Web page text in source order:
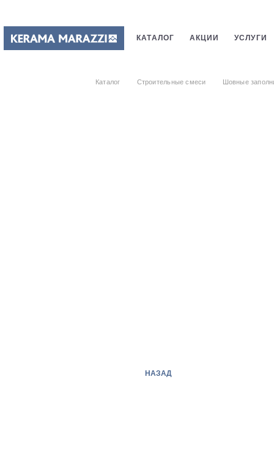
КАТАЛОГ АКЦИИ УСЛУГИ
Каталог Строительные смеси Шовные
НАЗАД